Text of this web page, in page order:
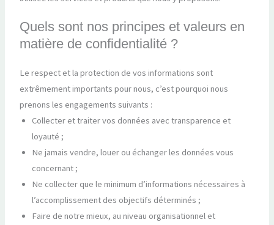
Quels sont nos principes et valeurs en
matière de confidentialité ?
Le respect et la protection de vos informations sont
extrêmement importants pour nous, c’est pourquoi nous
prenons les engagements suivants :
Collecter et traiter vos données avec transparence et
loyauté ;
Ne jamais vendre, louer ou échanger les données vous
concernant ;
Ne collecter que le minimum d’informations nécessaires à
l’accomplissement des objectifs déterminés ;
Faire de notre mieux, au niveau organisationnel et